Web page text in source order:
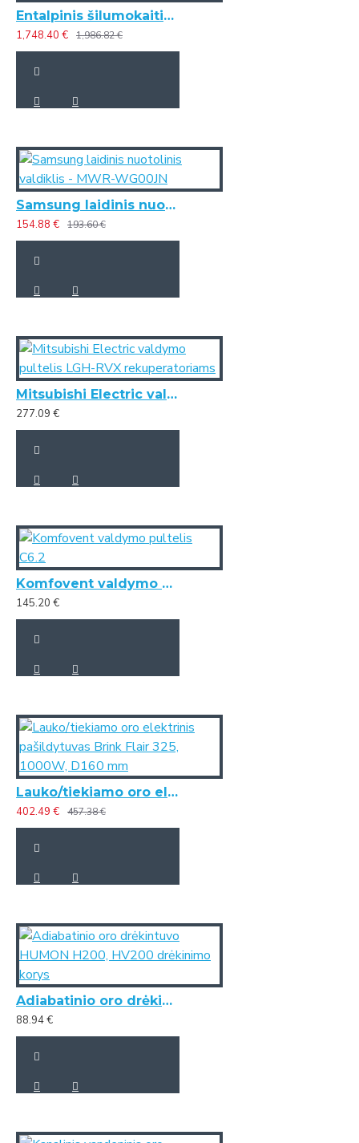
Entalpinis šilumokaitis Brink Flair 325-400
1,748.40 € 1,986.82 €
Samsung laidinis nuotolinis valdiklis - MWR-WG00JN
154.88 € 193.60 €
Mitsubishi Electric valdymo pultelis LGH-RVX rekuperatoriams
277.09 €
Komfovent valdymo pultelis C6.2
145.20 €
Lauko/tiekiamo oro elektrinis pašildytuvas Brink Flair 325, 1000W, D160 mm
402.49 € 457.38 €
Adiabatinio oro drėkintuvo HUMON H200, HV200 drėkinimo korys
88.94 €